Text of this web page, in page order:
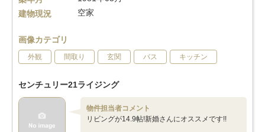
建物現況
空家
画像カテゴリ
外観 間取り 玄関 バス キッチン
センチュリー21ライジング
物件担当者コメント
リビングが14.9帖!新婚さんにオススメです!!